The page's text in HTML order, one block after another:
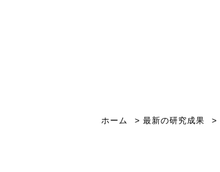
ホーム 最新の研究成果